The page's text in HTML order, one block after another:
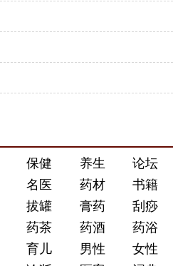
保健 养生
论坛
名医 药材
书籍
拔罐 膏药
刮痧
药茶 药酒
药浴
育儿 男性
女性